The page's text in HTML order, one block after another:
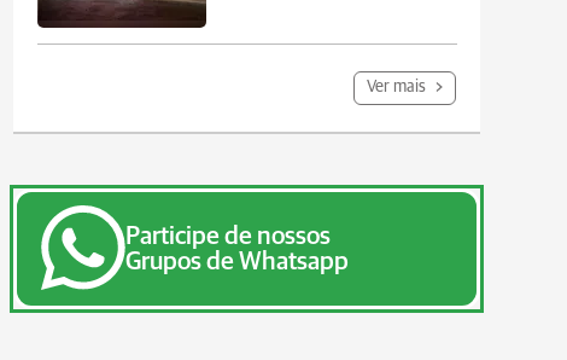
Ver mais
Participe de nossos
Grupos de Whatsapp